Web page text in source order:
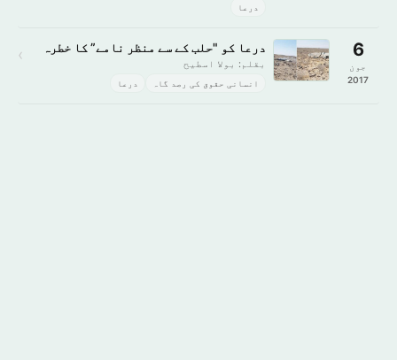
درعا
6
جون
2017
درعا کو "حلب کے سے منظر نامے” کا خطرہ
بقلم: بولا اسطیح
انسانی حقوق کی رصد گاہ درعا
›